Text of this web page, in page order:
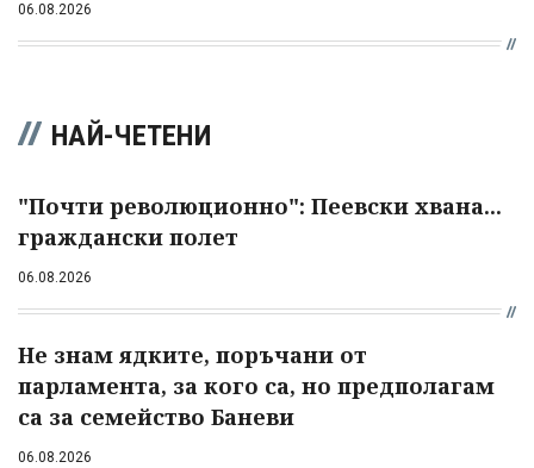
06.08.2026
НАЙ-ЧЕТЕНИ
"Почти революционно": Пеевски хвана...
граждански полет
06.08.2026
Не знам ядките, поръчани от
парламента, за кого са, но предполагам
са за семейство Баневи
06.08.2026